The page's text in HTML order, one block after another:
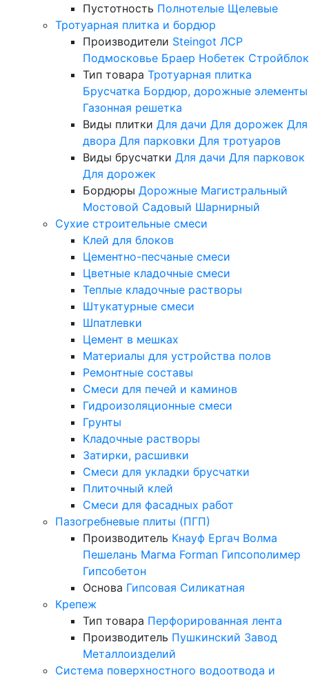
Пустотность Полнотелые Щелевые
Тротуарная плитка и бордюр
Производители Steingot ЛСР
Подмосковье Браер Нобетек Стройблок
Тип товара Тротуарная плитка
Брусчатка Бордюр, дорожные элементы
Газонная решетка
Виды плитки Для дачи Для дорожек Для
двора Для парковки Для тротуаров
Виды брусчатки Для дачи Для парковок
Для дорожек
Бордюры Дорожные Магистральный
Мостовой Садовый Шарнирный
Сухие строительные смеси
Клей для блоков
Цементно-песчаные смеси
Цветные кладочные смеси
Теплые кладочные растворы
Штукатурные смеси
Шпатлевки
Цемент в мешках
Материалы для устройства полов
Ремонтные составы
Смеси для печей и каминов
Гидроизоляционные смеси
Грунты
Кладочные растворы
Затирки, расшивки
Смеси для укладки брусчатки
Плиточный клей
Смеси для фасадных работ
Пазогребневые плиты (ПГП)
Производитель Кнауф Ергач Волма
Пешелань Магма Forman Гипсополимер
Гипсобетон
Основа Гипсовая Силикатная
Крепеж
Тип товара Перфорированная лента
Производитель Пушкинский Завод
Металлоизделий
Система поверхностного водоотвода и